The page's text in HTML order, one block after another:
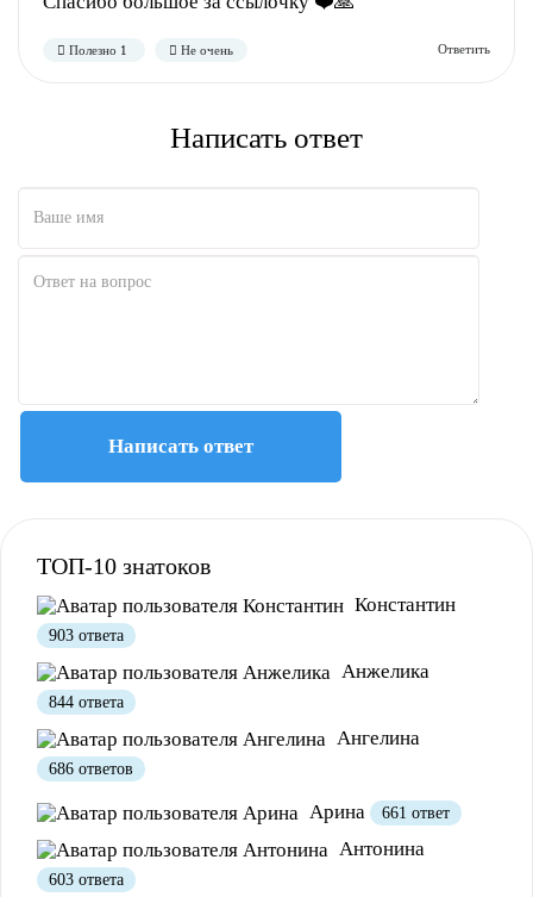
Написать ответ
Написать ответ
ТОП-10 знатоков
Константин
903 ответа
Анжелика
844 ответа
Ангелина
686 ответов
Арина 661 ответ
Антонина
603 ответа